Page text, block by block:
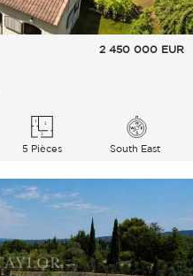
2 450 000 EUR
5 Pièces South East